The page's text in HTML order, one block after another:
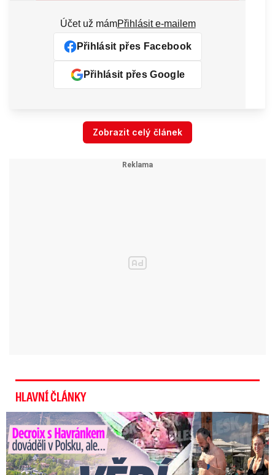
Účet už mámPřihlásit e-mailem
Přihlásit přes Facebook
Přihlásit přes Google
Zobrazit celý článek
HLAVNÍ ČLÁNKY
Decroix s Havránkem dováděli v Polsku, ale… Vědí o tom doma?